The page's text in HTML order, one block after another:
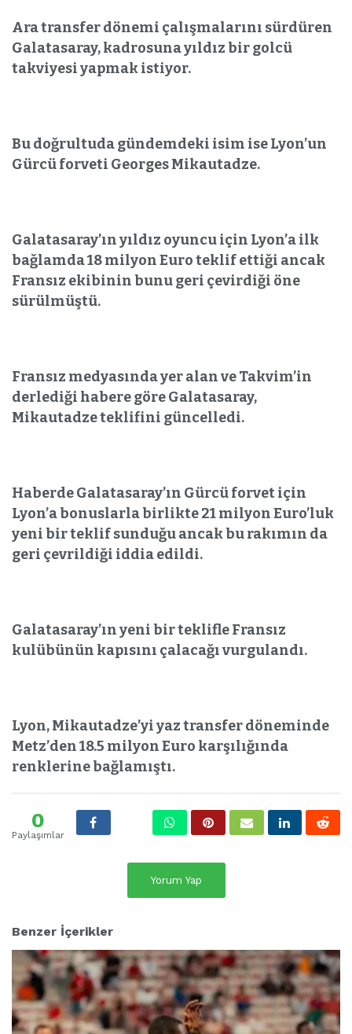
Ara transfer dönemi çalışmalarını sürdüren
Galatasaray, kadrosuna yıldız bir golcü
takviyesi yapmak istiyor.
Bu doğrultuda gündemdeki isim ise Lyon’un
Gürcü forveti Georges Mikautadze.
Galatasaray’ın yıldız oyuncu için Lyon’a ilk
bağlamda 18 milyon Euro teklif ettiği ancak
Fransız ekibinin bunu geri çevirdiği öne
sürülmüştü.
Fransız medyasında yer alan ve Takvim’in
derlediği habere göre Galatasaray,
Mikautadze teklifini güncelledi.
Haberde Galatasaray’ın Gürcü forvet için
Lyon’a bonuslarla birlikte 21 milyon Euro’luk
yeni bir teklif sunduğu ancak bu rakımın da
geri çevrildiği iddia edildi.
Galatasaray’ın yeni bir teklifle Fransız
kulübünün kapısını çalacağı vurgulandı.
Lyon, Mikautadze’yi yaz transfer döneminde
Metz’den 18.5 milyon Euro karşılığında
renklerine bağlamıştı.
0
Paylaşımlar
Yorum Yap
Benzer İçerikler